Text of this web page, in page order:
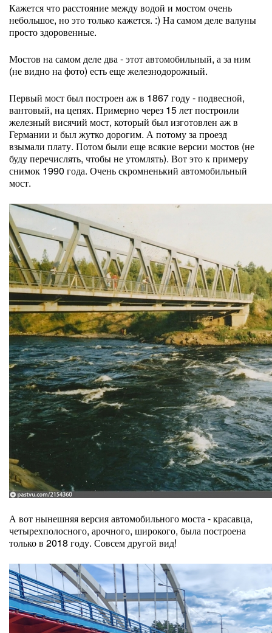
Кажется что расстояние между водой и мостом очень
небольшое, но это только кажется. :) На самом деле валуны
просто здоровенные.
Мостов на самом деле два - этот автомобильный, а за ним
(не видно на фото) есть еще железнодорожный.
Первый мост был построен аж в 1867 году - подвесной,
вантовый, на цепях. Примерно через 15 лет построили
железный висячий мост, который был изготовлен аж в
Германии и был жутко дорогим. А потому за проезд
взымали плату. Потом были еще всякие версии мостов (не
буду перечислять, чтобы не утомлять). Вот это к примеру
снимок 1990 года. Очень скромненький автомобильный
мост.
А вот нынешняя версия автомобильного моста - красавца,
четырехполосного, арочного, широкого, была построена
только в 2018 году. Совсем другой вид!